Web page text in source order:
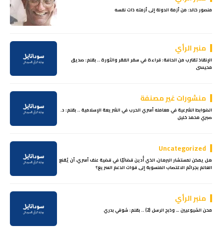
منصور خالد: من أزمة الدولة إلى أزمته ذات نفسه
منبر الرأي
الإنقاذ تقترب من الحافة: قراءة في سفر الفقر والثورة .. بقلم: صديق
محيسى
منشورات غير مصنفة
الضوابط الشرعية في معامله أسري الحرب في الشريعة الإسلامية .. بقلم: د.
صبري محمد خليل
Uncategorized
هل يمكن لمستشار البرهان، الذي أُدين قضائيًا في قضية عنف أسري، أن يُقنع
العالم بجرائم الاغتصاب المنسوبة إلى قوات الدعم السريع؟
منبر الرأي
محن الشيوعيين … وذبح الرسل (2) .. بقلم: شوقي بدري